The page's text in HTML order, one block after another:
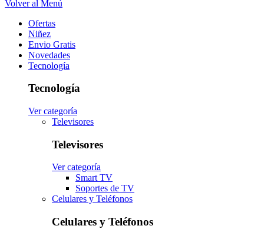
Volver al Menú
Ofertas
Niñez
Envio Gratis
Novedades
Tecnología
Tecnología
Ver categoría
Televisores
Televisores
Ver categoría
Smart TV
Soportes de TV
Celulares y Teléfonos
Celulares y Teléfonos